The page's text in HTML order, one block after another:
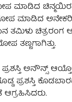
ಮಾಡಿದ
ಮಾಡಿದ
ತಮಿಳು
ತಣ್ಣಗಾಗಿತ್ತು.
ಪ್ರಶಸ್ತಿ ಅನೌನ್ಸ್
ಪ್ರಶಸ್ತಿ
ಆಗ್ರಹಿಸಿದರು.